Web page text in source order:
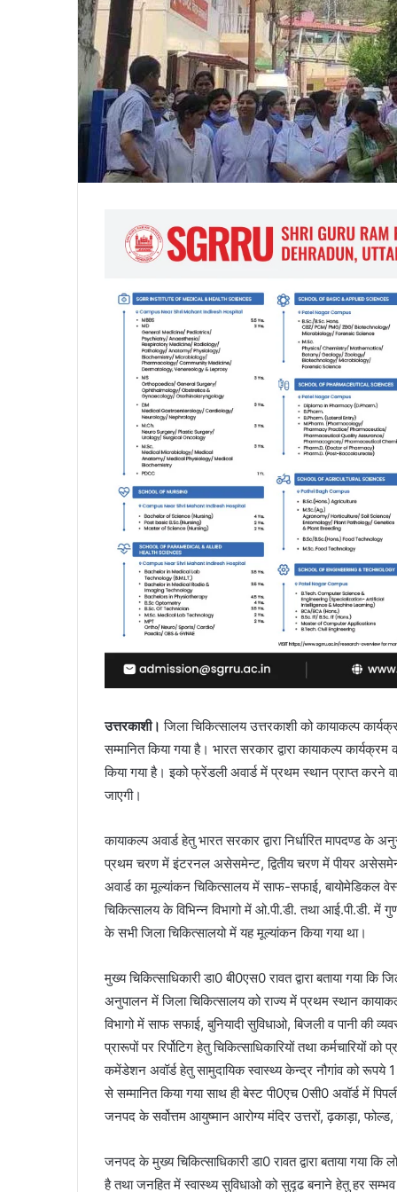
उत्तरकाशी। जिला चिकित्सालय उत्तरकाशी को कायाकल्प
सम्मानित किया गया है। भारत सरकार द्वारा कायाकल्प
किया गया है। इको फ्रेंडली अवार्ड में प्रथम स्थान प्राप्त
जाएगी।
कायाकल्प अवार्ड हेतु भारत सरकार द्वारा निर्धारित मापदण्ड के
प्रथम चरण में इंटरनल असेसमेन्ट, द्वितीय चरण में पीयर
अवार्ड का मूल्यांकन चिकित्सालय में साफ-सफाई,
चिकित्सालय के विभिन्न विभागो में ओ.पी.डी. तथा आई.पी.डी. में
के सभी जिला चिकित्सालयो में यह मूल्यांकन किया गया था।
मुख्य चिकित्साधिकारी डा0 बी0एस0 रावत द्वारा बताया गया
अनुपालन में जिला चिकित्सालय को राज्य में प्रथम स्थान
विभागो में साफ सफाई, बुनियादी सुविधाओ, बिजली व पानी की
प्रारूपों पर रिर्पोटिग हेतु चिकित्साधिकारियों तथा कर्मचारियों
कमेंडेशन अवॉर्ड हेतु सामुदायिक स्वास्थ्य केन्द्र नौगांव को
से सम्मानित किया गया साथ ही बेस्ट पी0एच 0सी0 अवॉर्ड में
जनपद के सर्वोत्तम आयुष्मान आरोग्य मंदिर उत्तरों, ढ़काड़ा, फोल्ड,
जनपद के मुख्य चिकित्साधिकारी डा0 रावत द्वारा बताया गया
है तथा जनहित में स्वास्थ्य सुविधाओ को सुदृढ बनाने हेतु हर सम्भव